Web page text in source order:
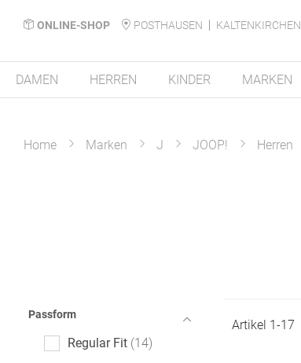
ONLINE-SHOP POSTHAUSEN
KALTENKIRCHEN
DAMEN HERREN KINDER MARKEN
Home Marken J JOOP! Herren
Passform
Regular Fit 14
Artikel 1-17